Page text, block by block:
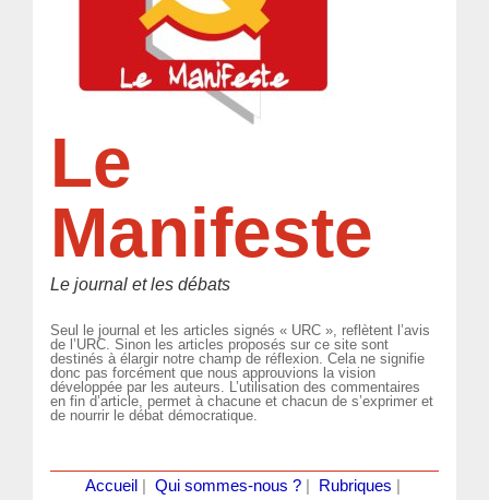
Le
Manifeste
Le journal et les débats
Seul le journal et les articles signés « URC », reflètent l’avis
de l’URC. Sinon les articles proposés sur ce site sont
destinés à élargir notre champ de réflexion. Cela ne signifie
donc pas forcément que nous approuvions la vision
développée par les auteurs. L’utilisation des commentaires
en fin d’article, permet à chacune et chacun de s’exprimer et
de nourrir le débat démocratique.
Accueil Qui sommes-nous ?| Rubriques